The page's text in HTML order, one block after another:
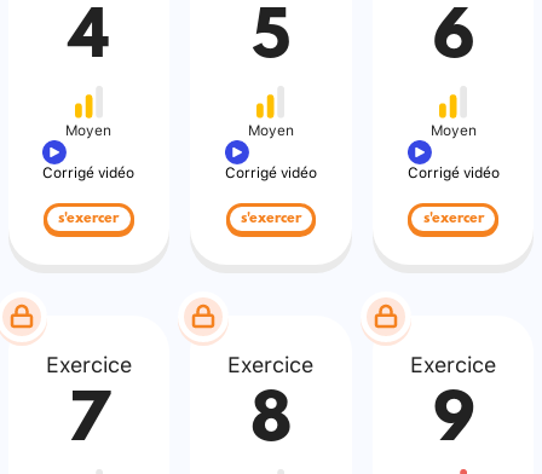
4
Moyen
Corrigé vidéo
s'exercer
5
Moyen
Corrigé vidéo
s'exercer
6
Moyen
Corrigé vidéo
s'exercer
Exercice
7
Exercice
8
Exercice
9